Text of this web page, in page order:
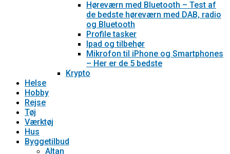
Høreværn med Bluetooth – Test af
de bedste høreværn med DAB, radio
og Bluetooth
Profile tasker
Ipad og tilbehør
Mikrofon til iPhone og Smartphones
– Her er de 5 bedste
Krypto
Helse
Hobby
Rejse
Tøj
Værktøj
Hus
Byggetilbud
Altan